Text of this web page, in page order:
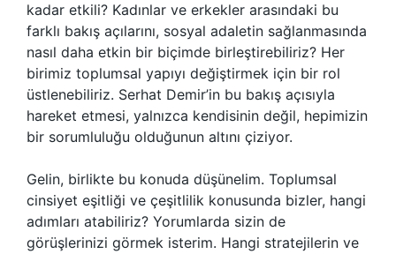
kadar etkili? Kadınlar ve erkekler arasındaki bu
farklı bakış açılarını, sosyal adaletin sağlanmasında
nasıl daha etkin bir biçimde birleştirebiliriz? Her
birimiz toplumsal yapıyı değiştirmek için bir rol
üstlenebiliriz. Serhat Demir’in bu bakış açısıyla
hareket etmesi, yalnızca kendisinin değil, hepimizin
bir sorumluluğu olduğunun altını çiziyor.
Gelin, birlikte bu konuda düşünelim. Toplumsal
cinsiyet eşitliği ve çeşitlilik konusunda bizler, hangi
adımları atabiliriz? Yorumlarda sizin de
görüşlerinizi görmek isterim. Hangi stratejilerin ve